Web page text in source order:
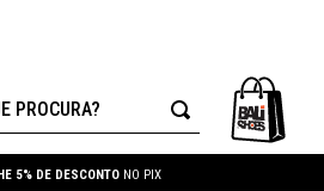
PROCURA?
5% DE DESCONTO NO PIX